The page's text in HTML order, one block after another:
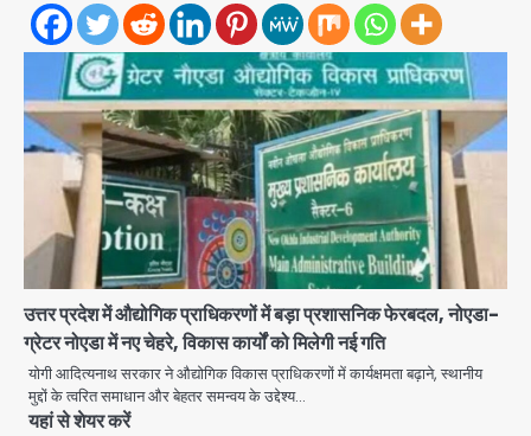
उत्तर प्रदेश में औद्योगिक प्राधिकरणों में बड़ा प्रशासनिक फेरबदल, नोएडा-
ग्रेटर नोएडा में नए चेहरे, विकास कार्यों को मिलेगी नई गति
योगी आदित्यनाथ सरकार ने औद्योगिक विकास प्राधिकरणों में कार्यक्षमता बढ़ाने, स्थानीय
मुद्दों के त्वरित समाधान और बेहतर समन्वय के उद्देश्य…
यहां से शेयर करें
2
फायर, दो की मौत, कई घायल
Avinash Kumar
Trump’s Dual Crisis: ईरान युद्ध से
नहीं मिल रहा एग्ज़िट रास्ता, जन्मसिद्ध नागरिकता
पर सुप्रीम कोर्ट को दी फिर चुनौती
Avinash Kumar
पुरा महादेव से बेटियों के स्वास्थ्य और सुरक्षा का
संदेश
Team JHJ
5
अब पहला स्थान हासिल करना लक्ष्य: डीएम
Team JHJ